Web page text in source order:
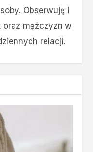
Obserwuję i
oraz mężczyzn w
relacji.